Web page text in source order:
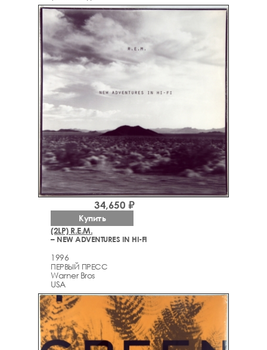
(2LP) R.E.M.
– NEW ADVENTURES IN HI-FI
1996
ПЕРВЫЙ ПРЕСС
Warner Bros
USA
34,650 ₽
Купить